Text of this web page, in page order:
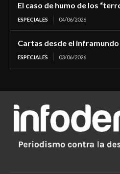
El caso de humo de los
ESPECIALES 04/06/2026
Cartas desde el inframundo
ESPECIALES 03/06/2026